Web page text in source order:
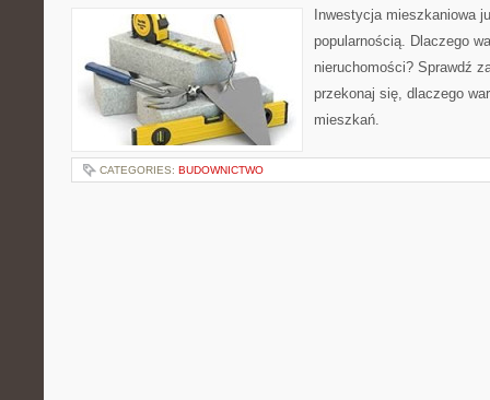
Inwestycja mieszkaniowa
popularnością. Dlaczego
nieruchomości? Sprawdź
przekonaj się, dlaczego
mieszkań.
CATEGORIES: BUDOWNICTWO